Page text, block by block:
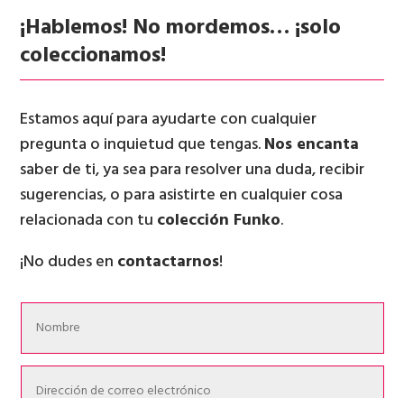
¡Hablemos! No mordemos… ¡solo
coleccionamos!
Estamos aquí para ayudarte con cualquier
pregunta o inquietud que tengas.Nos encanta
saber de ti, ya sea para resolver una duda, recibir
sugerencias, o para asistirte en cualquier cosa
relacionada con tu colección Funko.
¡No dudes en contactarnos!